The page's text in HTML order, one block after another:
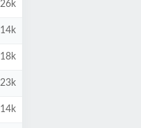
26k
14k
18k
23k
14k